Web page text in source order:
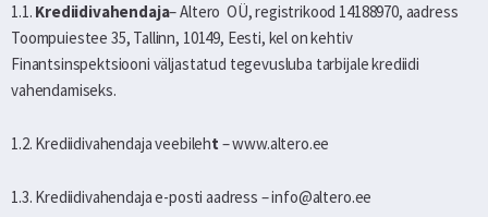
1.1. Krediidivahendaja– Altero OÜ, registrikood 14188970, aadress
Toompuiestee 35, Tallinn, 10149, Eesti, kel on kehtiv
Finantsinspektsiooni väljastatud tegevusluba tarbijale krediidi
vahendamiseks.
1.2. Krediidivahendaja veebileht – www.altero.ee
1.3. Krediidivahendaja e-posti aadress – info@altero.ee